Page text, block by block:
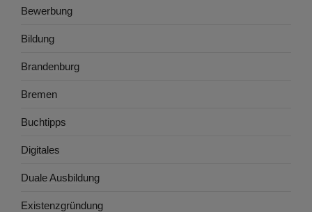
Bewerbung
Bildung
Brandenburg
Bremen
Buchtipps
Digitales
Duale Ausbildung
Existenzgründung